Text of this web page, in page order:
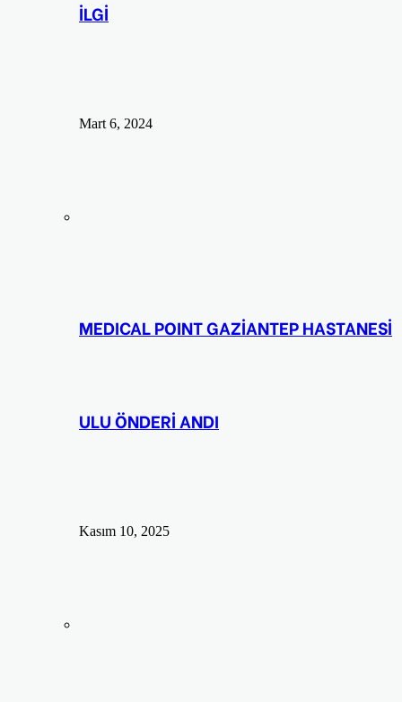
İLGİ
Mart 6, 2024
MEDICAL POINT GAZİANTEP HASTANESİ
ULU ÖNDERİ ANDI
Kasım 10, 2025